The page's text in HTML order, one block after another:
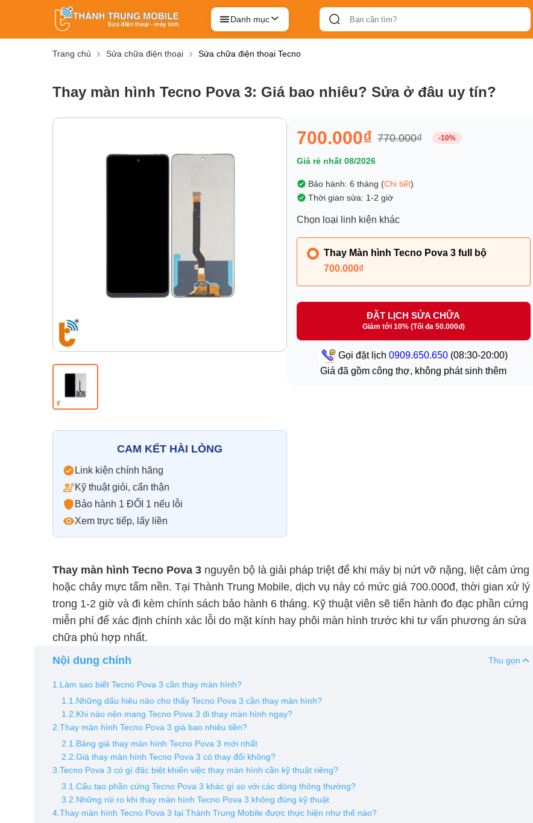
Danh mục
Trang chủ Sửa chữa điện thoại Sửa chữa điện thoại Tecno
Thay màn hình Tecno Pova 3: Giá bao nhiêu? Sửa ở đâu uy tín?
CAM KẾT HÀI LÒNG
Link kiện chính hãng
Kỹ thuật giỏi, cẩn thận
Bảo hành 1 ĐỔI 1 nếu lỗi
Xem trực tiếp, lấy liền
700.000₫ 770.000₫ -10%
Giá rẻ nhất 08/2026
Bảo hành: 6 tháng (Chi tiết)
Thời gian sửa: 1-2 giờ
Chọn loại linh kiện khác
Thay Màn hình Tecno Pova 3 full bộ
700.000₫
ĐẶT LỊCH SỬA CHỮA
Giảm tới 10% (Tối đa 50.000đ)
Gọi đặt lịch0909.650.650 (08:30-20:00)
Giá đã gồm công thợ, không phát sinh thêm
Thay màn hình Tecno Pova 3 nguyên bộ là giải pháp triệt để khi máy bị nứt vỡ nặng, liệt cảm ứng
hoặc chảy mực tấm nền. Tại Thành Trung Mobile, dịch vụ này có mức giá 700.000đ, thời gian xử lý
trong 1-2 giờ và đi kèm chính sách bảo hành 6 tháng. Kỹ thuật viên sẽ tiến hành đo đạc phần cứng
miễn phí để xác định chính xác lỗi do mặt kính hay phôi màn hình trước khi tư vấn phương án sửa
chữa phù hợp nhất.
Nội dung chính
Thu gọn
1.Làm sao biết Tecno Pova 3 cần thay màn hình?
1.1.Những dấu hiệu nào cho thấy Tecno Pova 3 cần thay màn hình?
1.2.Khi nào nên mang Tecno Pova 3 đi thay màn hình ngay?
2.Thay màn hình Tecno Pova 3 giá bao nhiêu tiền?
2.1.Bảng giá thay màn hình Tecno Pova 3 mới nhất
2.2.Giá thay màn hình Tecno Pova 3 có thay đổi không?
3.Tecno Pova 3 có gì đặc biệt khiến việc thay màn hình cần kỹ thuật riêng?
3.1.Cấu tạo phần cứng Tecno Pova 3 khác gì so với các dòng thông thường?
3.2.Những rủi ro khi thay màn hình Tecno Pova 3 không đúng kỹ thuật
4.Thay màn hình Tecno Pova 3 tại Thành Trung Mobile được thực hiện như thế nào?